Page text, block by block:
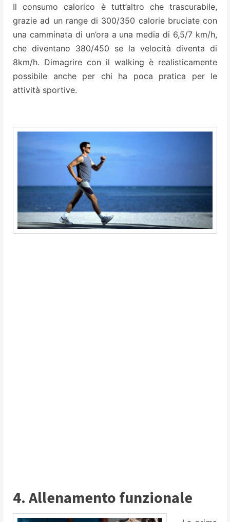
Il consumo calorico è tutt’altro che trascurabile,
grazie ad un range di 300/350 calorie bruciate con
una camminata di un’ora a una media di 6,5/7 km/h,
che diventano 380/450 se la velocità diventa di
8km/h. Dimagrire con il walking è realisticamente
possibile anche per chi ha poca pratica per le
attività sportive.
4. Allenamento funzionale